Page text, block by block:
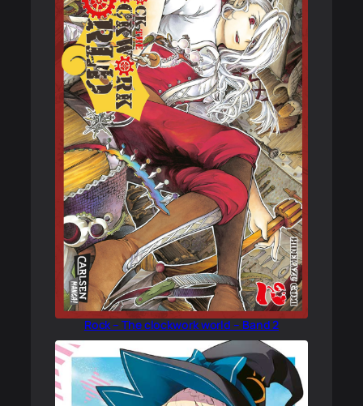
Rock – The clockwork world – Band 2